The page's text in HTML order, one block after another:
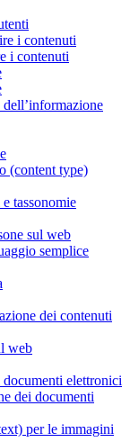
i contenuti
i contenuti
(content type)
tassonomie
sul web
semplice
dei contenuti
web
elettronici
dei documenti
per le immagini